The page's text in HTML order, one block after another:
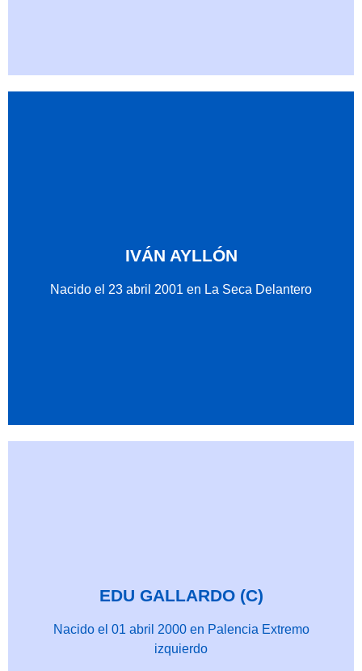
IVÁN AYLLÓN
Nacido el 23 abril 2001 en La Seca Delantero
EDU GALLARDO (C)
Nacido el 01 abril 2000 en Palencia Extremo
izquierdo